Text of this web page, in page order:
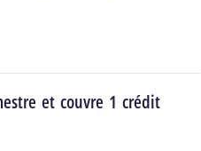
et couvre 1 crédit